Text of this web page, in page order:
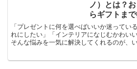
ノ）とは？
らギフトまで
「プレゼントに何を選べばいいか迷ってい
れにしたい」「インテリアになじむかわい
そんな悩みを一気に解決してくれるのが、